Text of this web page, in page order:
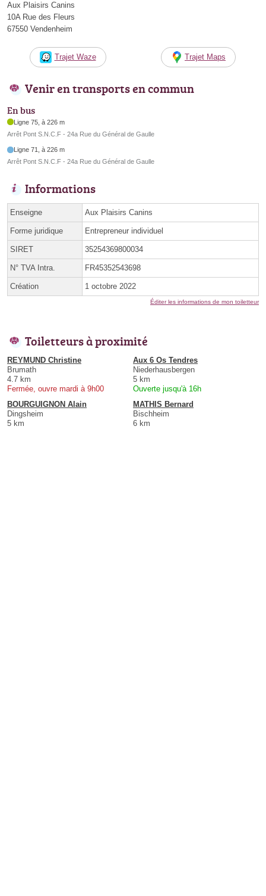
Aux Plaisirs Canins
10A Rue des Fleurs
67550 Vendenheim
Trajet Waze Trajet Maps
Venir en transports en commun
En bus
Ligne 75, à 226 m
Arrêt Pont S.N.C.F - 24a Rue du Général de Gaulle
Ligne 71, à 226 m
Arrêt Pont S.N.C.F - 24a Rue du Général de Gaulle
Informations
Enseigne Aux Plaisirs Canins
Forme juridique Entrepreneur individuel
SIRET 35254369800034
N° TVA Intra. FR45352543698
Création 1 octobre 2022
Éditer les informations de mon toiletteur
Toiletteurs à proximité
REYMUND Christine
Brumath
4.7 km
Fermée, ouvre mardi à 9h00
Aux 6 Os Tendres
Niederhausbergen
5 km
Ouverte jusqu'à 16h
BOURGUIGNON Alain
Dingsheim
5 km
MATHIS Bernard
Bischheim
6 km